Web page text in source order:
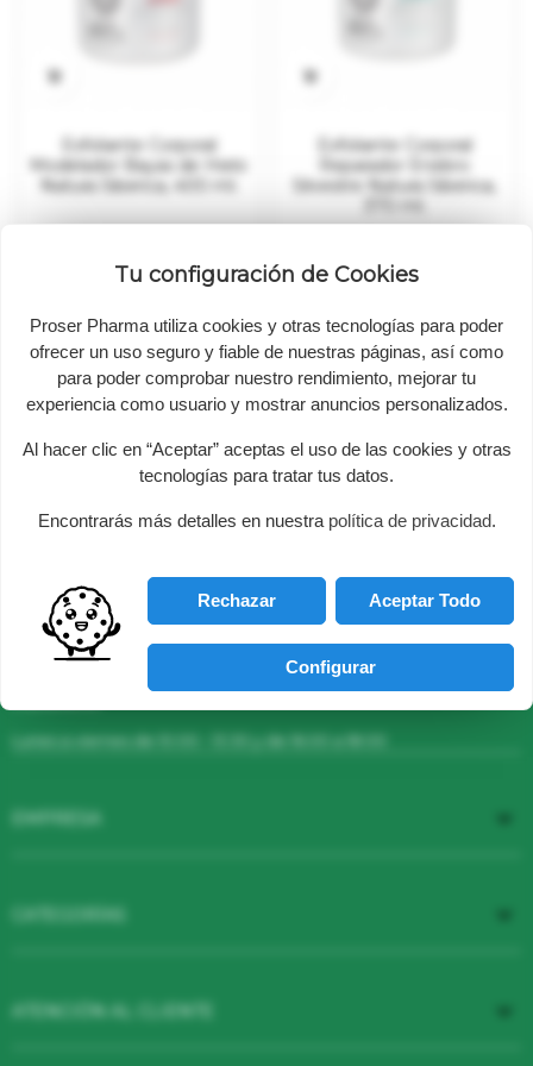

Exfoliante Corporal
Modelador Bayas de Hielo
Natura Siberica, 400 ml.

Exfoliante Corporal
Reparador Enebro
Silvestre Natura Siberica,
Mostrando 1-2 de 2 artículo(s)
PROSER PHARMA - Mi tienda Bio
En PROSER PHARMA trabajamos para ofrecerte los mejores
cosméticos 100% naturales, certificados bio (ecocert, cosmos
organic, cosmebio, BDIH, Organic soil Asociation, vegan...) y no
testados en animales.
Cuídate con productos naturales bio certificados
Lunes a viernes de 10:00 - 13:30 y de 16:00 a 18:00


ATENCIÓN AL CLIENTE 
Tu configuración de Cookies
Proser Pharma utiliza cookies y otras tecnologías para poder
ofrecer un uso seguro y fiable de nuestras páginas, así como
para poder comprobar nuestro rendimiento, mejorar tu
experiencia como usuario y mostrar anuncios personalizados.
Al hacer clic en “Aceptar” aceptas el uso de las cookies y otras
tecnologías para tratar tus datos.
Encontrarás más detalles en nuestra política de privacidad.
Aceptar Todo
Configurar
Rechazar